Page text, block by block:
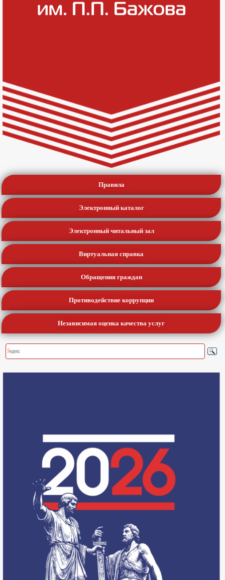
Правила
Электронный каталог
Электронный читальный зал
Виртуальная справка
Обращения граждан
Противодействие коррупции
Независимая оценка качества услуг